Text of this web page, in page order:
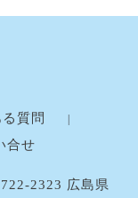
質問
合せ
2323 広島県